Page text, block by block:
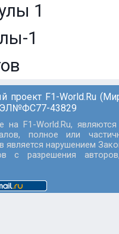
1
1
проект F1-World.Ru
43829
на F1-World.Ru,
полное или
является нарушением
с разрешения